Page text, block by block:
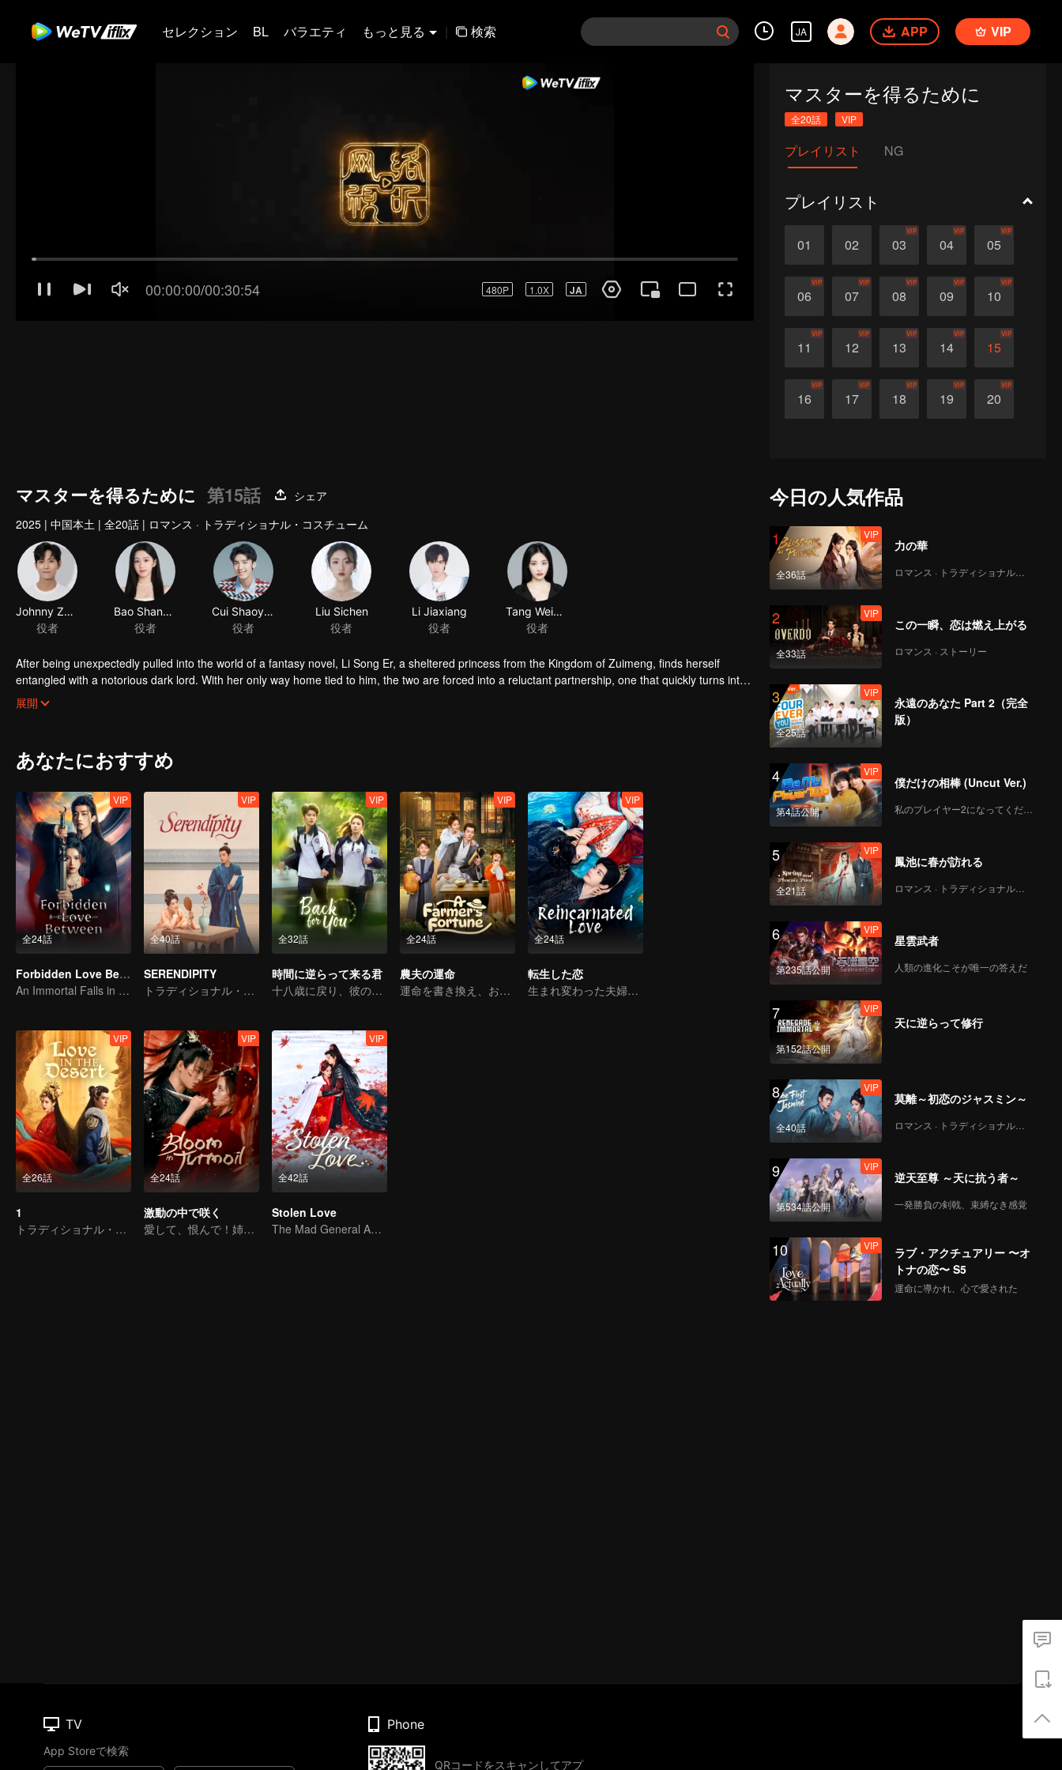
セレクション BL バラエティ もっと見る | 検索 JA APP VIP
マスターを得るために
全20話 VIP
プレイリスト NG
プレイリスト
01 02 03
VIP
04
VIP
05
VIP
06
VIP
07
VIP
08
VIP
09
VIP
10
VIP
11
VIP
12
VIP
13
VIP
14
VIP
15
VIP
16
VIP
17
VIP
18
VIP
19
VIP
20
VIP
マスターを得るために 第15話
シェア
2025 | 中国本土 | 全20話 | ロマンス · トラディショナル・コスチューム
Johnny Zhang
役者
Bao Shangen
役者
After being unexpectedly pulled into the world of a fantasy novel, Li Song Er, a sheltered princess from the Kingdom of Zuimeng, finds herself
entangled with a notorious dark lord. With her only way home tied to him, the two are forced into a reluctant partnership, one that quickly turns into
a passionate and turbulent love-hate journey.
展開
あなたにおすすめ
全24話
VIP
Forbidden Love Between
An Immortal Falls in Love With a Witch
全40話
VIP
SERENDIPITY
トラディショナル・コスチューム
全32話
VIP
時間に逆らって来る君
十八歳に戻り、彼の白月光を救う
全24話
VIP
農夫の運命
運命を書き換え、おばあちゃんとして転送された！
全24話
VIP
転生した恋
生まれ変わった夫婦が10回にわたる死の罠を克服
全26話
VIP
1
トラディショナル・コスチューム
全24話
VIP
激動の中で咲く
愛して、恨んで！姉妹で挑む復讐劇
全42話
VIP
Stolen Love
The Mad General Abducted a Bride for Love
今日の人気作品
1
全36話
VIP
力の華
ロマンス · トラディショナル・コスチューム
2
全33話
VIP
この一瞬、恋は燃え上がる
ロマンス · ストーリー
3
全25話
VIP
永遠のあなた Part 2（完全
版）
4
第4話公開
VIP
僕だけの相棒 (Uncut Ver.)
私のプレイヤー2になってください
5
全21話
VIP
鳳池に春が訪れる
ロマンス · トラディショナル・コスチューム
6
第235話公開
VIP
星雲武者
人類の進化こそが唯一の答えだ
7
第152話公開
VIP
天に逆らって修行
8
全40話
VIP
莫離～初恋のジャスミン～
ロマンス · トラディショナル・コスチューム
9
第534話公開
VIP
逆天至尊 ～天に抗う者～
一発勝負の剣戟、束縛なき感覚
10 VIP
ラブ・アクチュアリー 〜オ
トナの恋〜 S5
運命に導かれ、心で愛された
TV
App Storeで検索
Phone
QRコードをスキャンしてアプ